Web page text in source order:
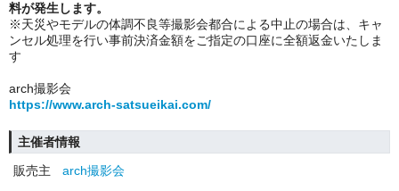
料が発生します。
※天災やモデルの体調不良等撮影会都合による中止の場合は、キャ
ンセル処理を行い事前決済金額をご指定の口座に全額返金いたしま
す
arch撮影会
https://www.arch-satsueikai.com/
主催者情報
販売主
arch撮影会